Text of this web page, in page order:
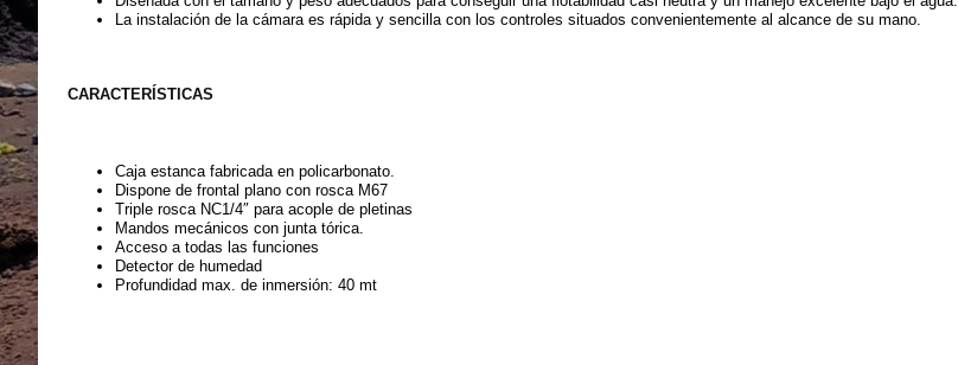
La instalación de la cámara es rápida y sencilla con los controles situados convenientemente al alcance de su mano.
CARACTERÍSTICAS
Caja estanca fabricada en policarbonato.
Dispone de frontal plano con rosca M67
Triple rosca NC1/4″ para acople de pletinas
Mandos mecánicos con junta tórica.
Acceso a todas las funciones
Detector de humedad
Profundidad max. de inmersión: 40 mt